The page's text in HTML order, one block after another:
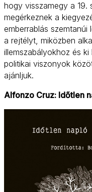
hogy visszamegy a 19.
megérkeznek a
emberrablás szemtanúi
a rejtélyt, miközben
illemszabályokhoz és
politikai viszonyok
ajánljuk.
Alfonzo Cruz: Időtlen